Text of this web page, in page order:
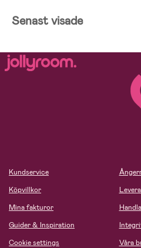
Senast visade
Kundservice
Köpvillkor
Mina fakturor
Guider & Inspiration
Cookie settings
Våra